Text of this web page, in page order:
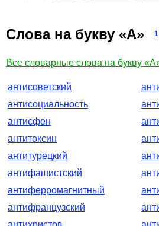
Слова на букву «А» 1
Все словарные слова на букву
антисоветский
антисоциальность
антисфен
антитоксин
антитурецкий
антифашистский
антиферромагнитный
антифранцузский